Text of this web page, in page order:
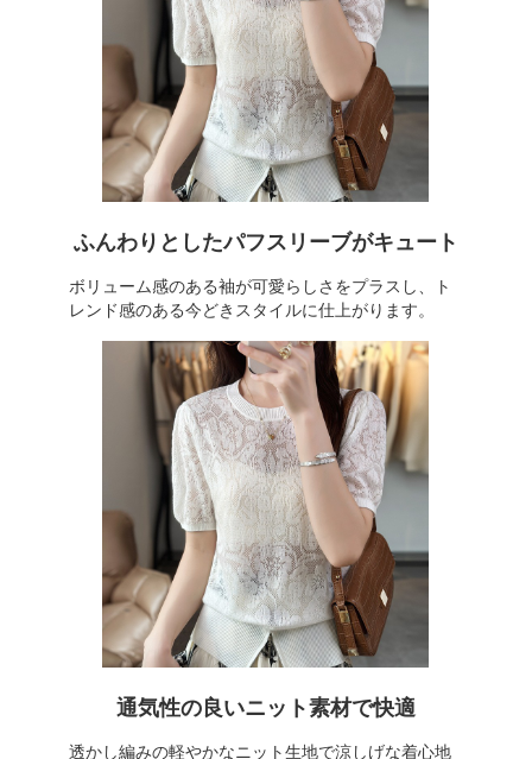
ふんわりとしたパフスリーブがキュート
ボリューム感のある袖が可愛らしさをプラスし、ト
レンド感のある今どきスタイルに仕上がります。
通気性の良いニット素材で快適
透かし編みの軽やかなニット生地で涼しげな着心地